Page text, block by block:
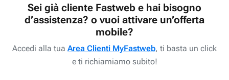
Sei già cliente Fastweb e hai bisogno
d’assistenza? o vuoi attivare un’offerta
mobile?
Accedi alla tua Area Clienti MyFastweb, ti basta un click
e ti richiamiamo subito!